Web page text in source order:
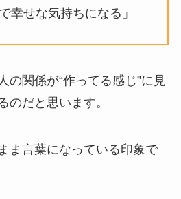
幸せな気持ちになる」
の関係が“作ってる感じ”に見
のだと思います。
ま言葉になっている印象で